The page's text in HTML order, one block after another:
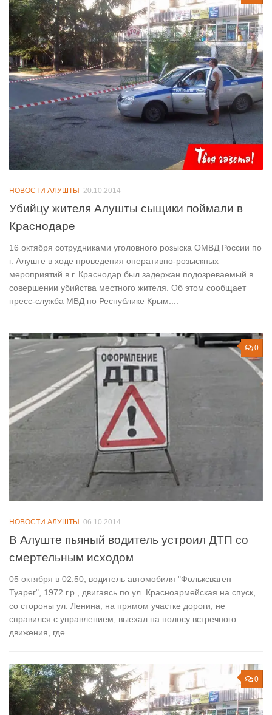
НОВОСТИ АЛУШТЫ 20.10.2014
Убийцу жителя Алушты сыщики поймали в
Краснодаре
16 октября сотрудниками уголовного розыска ОМВД России по
г. Алуште в ходе проведения оперативно-розыскных
мероприятий в г. Краснодар был задержан подозреваемый в
совершении убийства местного жителя. Об этом сообщает
пресс-служба МВД по Республике Крым....
0
НОВОСТИ АЛУШТЫ 06.10.2014
В Алуште пьяный водитель устроил ДТП со
смертельным исходом
05 октября в 02.50, водитель автомобиля "Фольксваген
Туарег", 1972 г.р., двигаясь по ул. Красноармейская на спуск,
со стороны ул. Ленина, на прямом участке дороги, не
справился с управлением, выехал на полосу встречного
движения, где...
0